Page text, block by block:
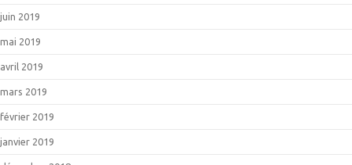
juin 2019
mai 2019
avril 2019
mars 2019
février 2019
janvier 2019